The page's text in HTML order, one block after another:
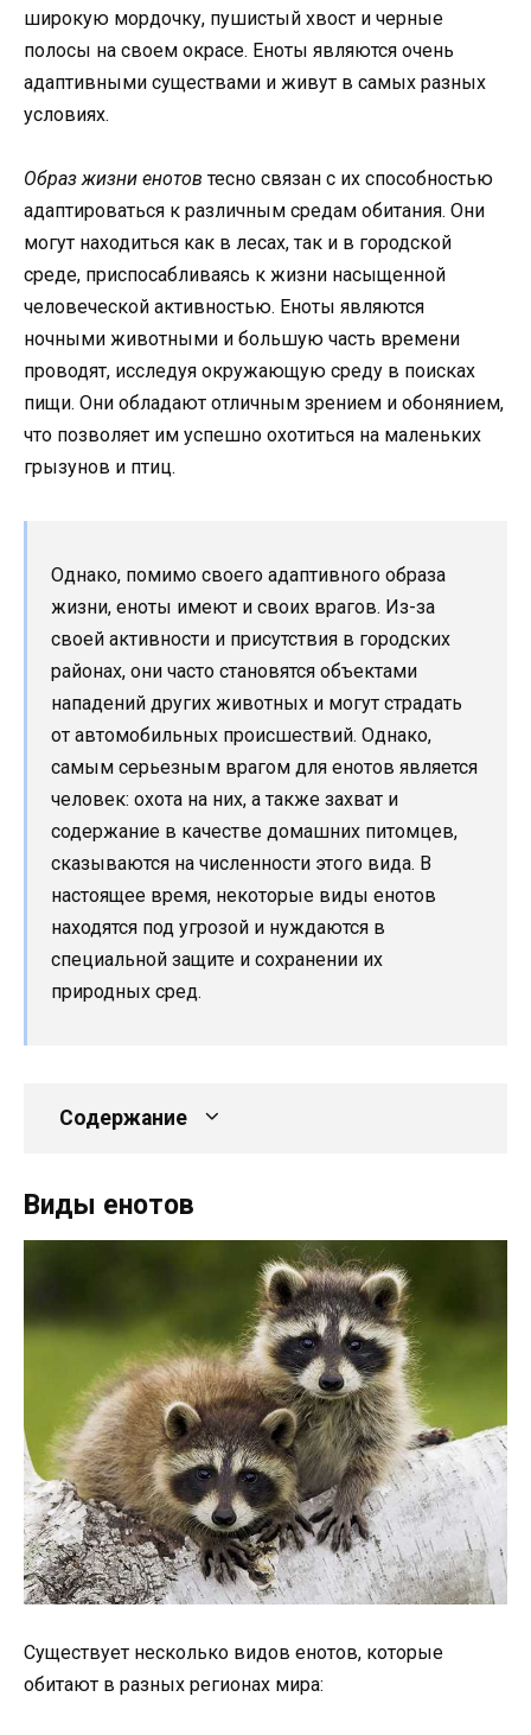
широкую мордочку, пушистый хвост и черные
полосы на своем окрасе. Еноты являются очень
адаптивными существами и живут в самых разных
условиях.
Образ жизни енотов тесно связан с их способностью
адаптироваться к различным средам обитания. Они
могут находиться как в лесах, так и в городской
среде, приспосабливаясь к жизни насыщенной
человеческой активностью. Еноты являются
ночными животными и большую часть времени
проводят, исследуя окружающую среду в поисках
пищи. Они обладают отличным зрением и обонянием,
что позволяет им успешно охотиться на маленьких
грызунов и птиц.
Однако, помимо своего адаптивного образа
жизни, еноты имеют и своих врагов. Из-за
своей активности и присутствия в городских
районах, они часто становятся объектами
нападений других животных и могут страдать
от автомобильных происшествий. Однако,
самым серьезным врагом для енотов является
человек: охота на них, а также захват и
содержание в качестве домашних питомцев,
сказываются на численности этого вида. В
настоящее время, некоторые виды енотов
находятся под угрозой и нуждаются в
специальной защите и сохранении их
природных сред.
Содержание
Виды енотов
Существует несколько видов енотов, которые
обитают в разных регионах мира: